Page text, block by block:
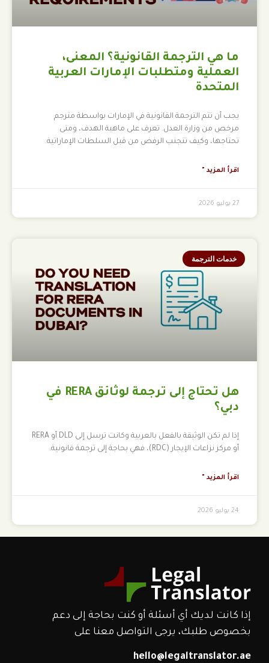
ما هي الترجمة القانونية؟ المعنى،
العملية ومتطلبات الإمارات العربية
المتحدة
يجب أن تتم الترجمة القانونية في الإمارات بواسطة مترجم
مرخص من وزارة العدل. تعرف على ماهية الهدف، ومتى
تحتاجها، وكيف تتجنب الرفض من قبل السلطات الإماراتية.
اقرأ المزيد "
27 يوليو 2026
خدمات الترجمة
هل تحتاج إلى ترجمة لوثائق RERA في
دبي؟
إذا لم تكن الوثيقة بالفعل بالعربية وكانت ترسل إلى DLD أو RERA
أو مركز نزاعات الإيجار (RDC)، فهي بحاجة إلى ترجمة قانونية.
اقرأ المزيد "
24 يوليو 2026
إذا كانت لديك أي أسئلة أو كنت بحاجة إلى دعم
بخصوص طلبك، يرجى التواصل معنا على
hello@legaltranslator.ae